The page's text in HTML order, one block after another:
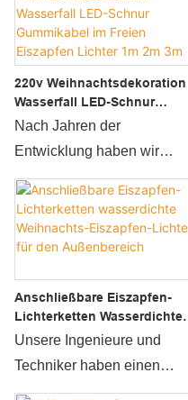
Weihnachtslichter mit
Regentropfen für
Weihnachtslichterketten. Im
Bereich der
Weihnachtsbeleuchtung ist
das Produkt weit verbreitet.
220v Weihnachtsdekoration
Wasserfall LED-Schnur
Gummikabel Im Freien
Nach Jahren der
Entwicklung haben wir
erfolgreich die effektivsten
Techniken ausgearbeitet
und sie auf den
Herstellungsprozess
angewendet. Die
Anwendungsszenarien
Anschließbare Eiszapfen-
Lichterketten Wasserdichte
Weihnachts-Eiszapfen-
Außenbereich
Unsere Ingenieure und
Techniker haben einen
tiefen Einblick in die neuen